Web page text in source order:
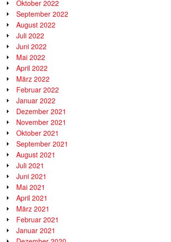
Oktober 2022
September 2022
August 2022
Juli 2022
Juni 2022
Mai 2022
April 2022
März 2022
Februar 2022
Januar 2022
Dezember 2021
November 2021
Oktober 2021
September 2021
August 2021
Juli 2021
Juni 2021
Mai 2021
April 2021
März 2021
Februar 2021
Januar 2021